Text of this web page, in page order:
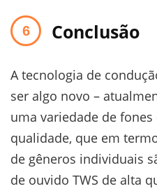
Conclusão
A tecnologia de
ser algo novo –
uma variedade de
qualidade, que em
de gêneros individuais
de ouvido TWS de alta